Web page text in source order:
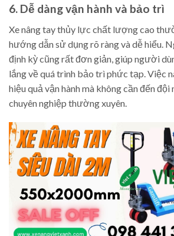
6. Dễ dàng vận hành và bảo trì
Xe nâng tay thủy lực chất lượng cao
hướng dẫn sử dụng rõ ràng và dễ hiểu.
định kỳ cũng rất đơn giản, giúp người
lắng về quá trình bảo trì phức tạp. Việc
hiệu quả vận hành mà không cần đến
chuyên nghiệp thường xuyên.